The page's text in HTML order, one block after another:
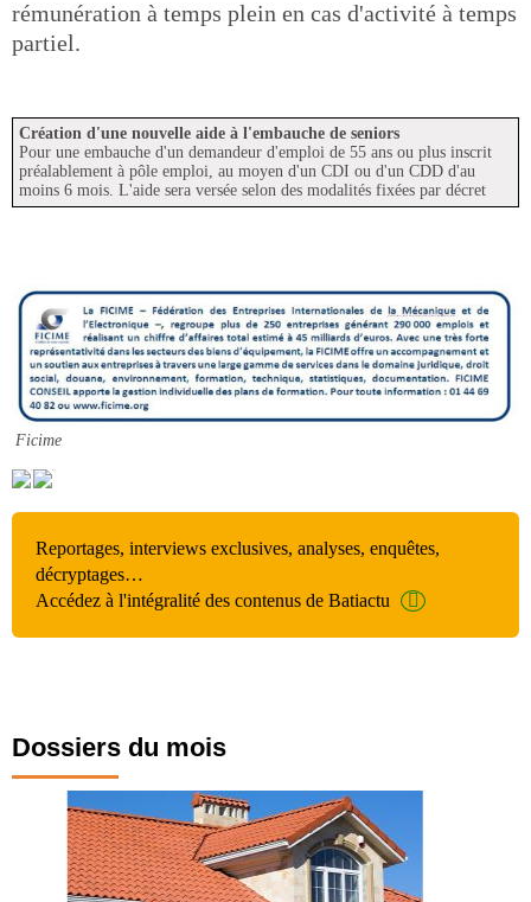
rémunération à temps plein en cas d'activité à temps
partiel.
Création d'une nouvelle aide à l'embauche de seniors
Pour une embauche d'un demandeur d'emploi de 55 ans ou plus inscrit
préalablement à pôle emploi, au moyen d'un CDI ou d'un CDD d'au
moins 6 mois. L'aide sera versée selon des modalités fixées par décret
Ficime
Reportages, interviews exclusives, analyses, enquêtes,
décryptages…
Accédez à l'intégralité des contenus de Batiactu
Dossiers du mois